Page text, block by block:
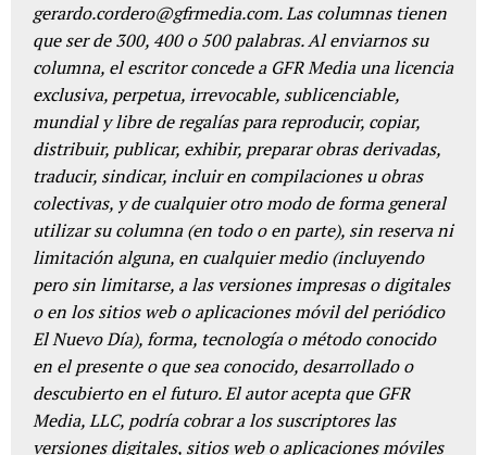
gerardo.cordero@gfrmedia.com. Las columnas tienen
que ser de 300, 400 o 500 palabras. Al enviarnos su
columna, el escritor concede a GFR Media una licencia
exclusiva, perpetua, irrevocable, sublicenciable,
mundial y libre de regalías para reproducir, copiar,
distribuir, publicar, exhibir, preparar obras derivadas,
traducir, sindicar, incluir en compilaciones u obras
colectivas, y de cualquier otro modo de forma general
utilizar su columna (en todo o en parte), sin reserva ni
limitación alguna, en cualquier medio (incluyendo
pero sin limitarse, a las versiones impresas o digitales
o en los sitios web o aplicaciones móvil del periódico
El Nuevo Día), forma, tecnología o método conocido
en el presente o que sea conocido, desarrollado o
descubierto en el futuro. El autor acepta que GFR
Media, LLC, podría cobrar a los suscriptores las
versiones digitales, sitios web o aplicaciones móviles